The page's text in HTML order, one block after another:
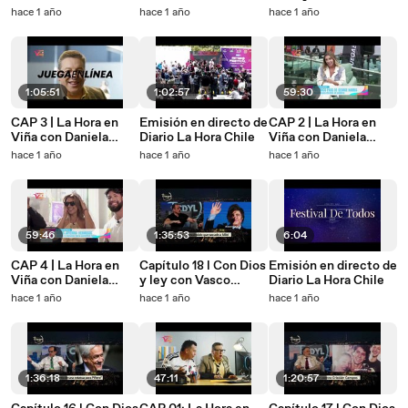
hace 1 año
1:05:51
CAP 3 | La Hora en
Viña con Daniela
Urrizola
hace 1 año
59:46
CAP 4 | La Hora en
Viña con Daniela
Urrizola
hace 1 año
1:36:18
Urrizola
hace 1 año
1:02:57
Emisión en directo de
Diario La Hora Chile
hace 1 año
1:35:53
Capítulo 18 l Con Dios
y ley con Vasco
Moulian
hace 1 año
47:11
cantante e influencer
en Viña
hace 1 año
59:30
CAP 2 | La Hora en
Viña con Daniela
Urrizola
hace 1 año
6:04
Emisión en directo de
Diario La Hora Chile
hace 1 año
1:20:57